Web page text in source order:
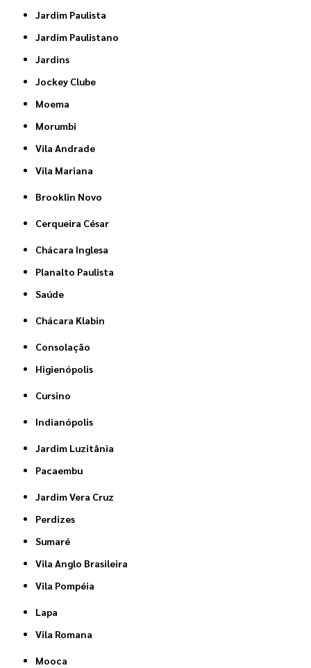
Jardim Paulista
Jardim Paulistano
Jardins
Jockey Clube
Moema
Morumbi
Vila Andrade
Vila Mariana
Brooklin Novo
Cerqueira César
Chácara Inglesa
Planalto Paulista
Saúde
Chácara Klabin
Consolação
Higienópolis
Cursino
Indianópolis
Jardim Luzitânia
Pacaembu
Jardim Vera Cruz
Perdizes
Sumaré
Vila Anglo Brasileira
Vila Pompéia
Lapa
Vila Romana
Mooca